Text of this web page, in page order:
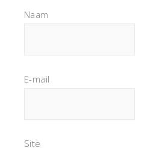
Naam
E-mail
Site